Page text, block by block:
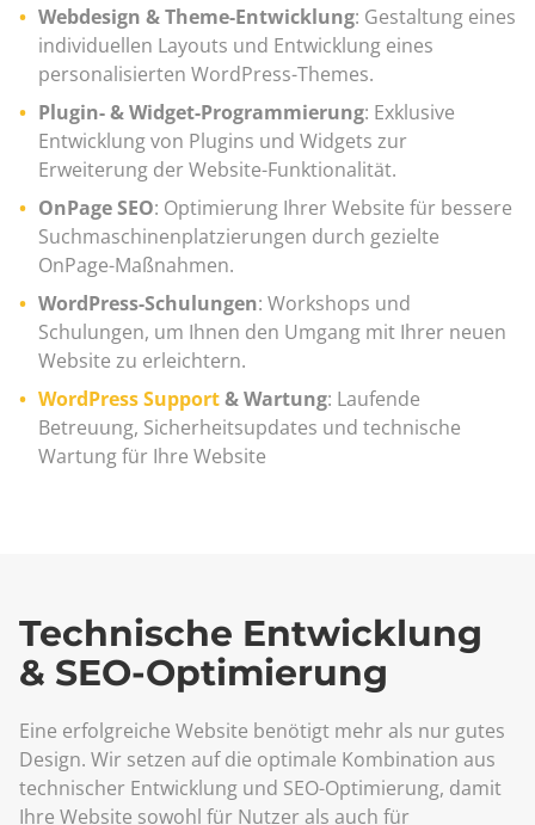
Webdesign & Theme-Entwicklung: Gestaltung eines
individuellen Layouts und Entwicklung eines
personalisierten WordPress-Themes.
Plugin- & Widget-Programmierung: Exklusive
Entwicklung von Plugins und Widgets zur
Erweiterung der Website-Funktionalität.
OnPage SEO: Optimierung Ihrer Website für bessere
Suchmaschinenplatzierungen durch gezielte
OnPage-Maßnahmen.
WordPress-Schulungen: Workshops und
Schulungen, um Ihnen den Umgang mit Ihrer neuen
Website zu erleichtern.
WordPress Support& Wartung: Laufende
Betreuung, Sicherheitsupdates und technische
Wartung für Ihre Website
Technische Entwicklung
& SEO-Optimierung
Eine erfolgreiche Website benötigt mehr als nur gutes
Design. Wir setzen auf die optimale Kombination aus
technischer Entwicklung und SEO-Optimierung, damit
Ihre Website sowohl für Nutzer als auch für